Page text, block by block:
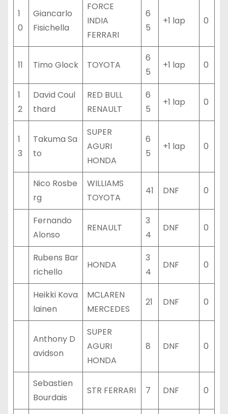
1
0
Giancarlo
Fisichella
FORCE
INDIA
FERRARI
6
5
+1 lap 0
11 Timo Glock TOYOTA
6
5
+1 lap 0
1
2
David Coul
thard
RED BULL
RENAULT
6
5
+1 lap 0
1
3
Takuma Sa
to
SUPER
AGURI
HONDA
6
5
+1 lap 0
Nico Rosbe
rg
WILLIAMS
TOYOTA
41 DNF 0
Fernando
Alonso
RENAULT
3
4
DNF 0
Rubens Bar
richello
HONDA
3
4
DNF 0
Heikki Kova
lainen
MCLAREN
MERCEDES
21 DNF 0
Anthony D
avidson
SUPER
AGURI
HONDA
8 DNF 0
Sebastien
Bourdais
STR FERRARI 7 DNF 0